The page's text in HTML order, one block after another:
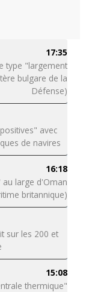
17:35
type "largement
bulgare de la
Défense)
avec
de navires
16:18
large d'Oman
britannique)
sur les 200 et
15:08
thermique"